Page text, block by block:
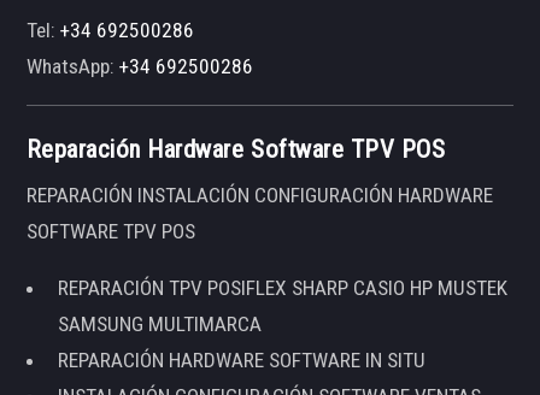
Tel:+34 692500286
WhatsApp:+34 692500286
Reparación Hardware Software TPV POS
REPARACIÓN INSTALACIÓN CONFIGURACIÓN HARDWARE
SOFTWARE TPV POS
REPARACIÓN TPV POSIFLEX SHARP CASIO HP MUSTEK
SAMSUNG MULTIMARCA
REPARACIÓN HARDWARE SOFTWARE IN SITU